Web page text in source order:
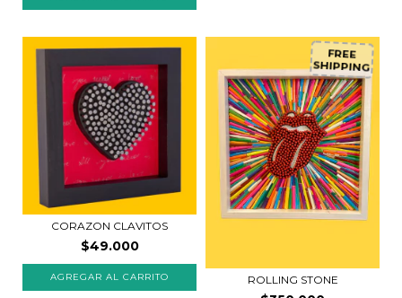
CORAZON CLAVITOS
$49.000
AGREGAR AL CARRITO
FREE
SHIPPING
ROLLING STONE